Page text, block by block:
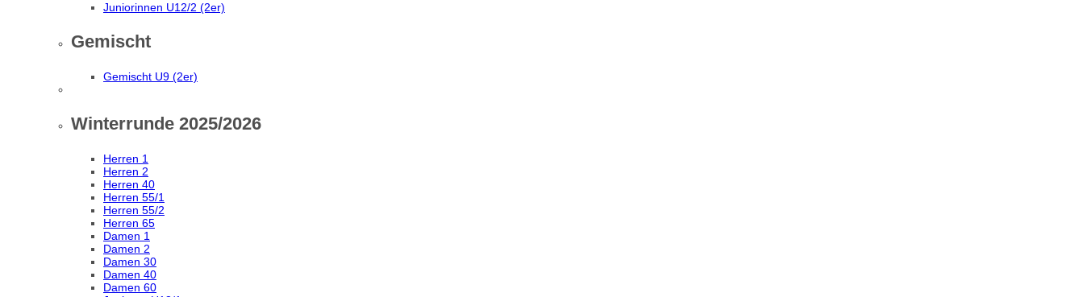
Juniorinnen U12/2 (2er)
Gemischt
Gemischt U9 (2er)
Winterrunde 2025/2026
Herren 1
Herren 2
Herren 40
Herren 55/1
Herren 55/2
Herren 65
Damen 1
Damen 2
Damen 30
Damen 40
Damen 60